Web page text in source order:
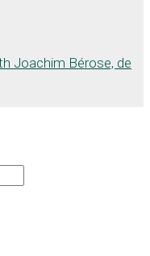
Joachim Bérose, de